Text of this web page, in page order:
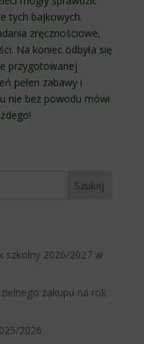
tych bajkowych.
zręcznościowe,
Na koniec odbyła się
przygotowanej
pełen zabawy i
nie bez powodu mówi
Szukaj
szkolny 2026/2027 w
zakupu na rok
2026